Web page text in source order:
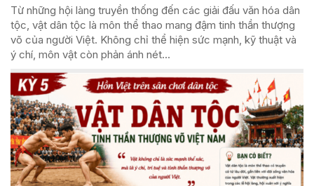
Từ những hội làng truyền thống đến các giải đấu văn hóa dân
tộc, vật dân tộc là môn thể thao mang đậm tinh thần thượng
võ của người Việt. Không chỉ thể hiện sức mạnh, kỹ thuật và
ý chí, môn vật còn phản ánh nét...